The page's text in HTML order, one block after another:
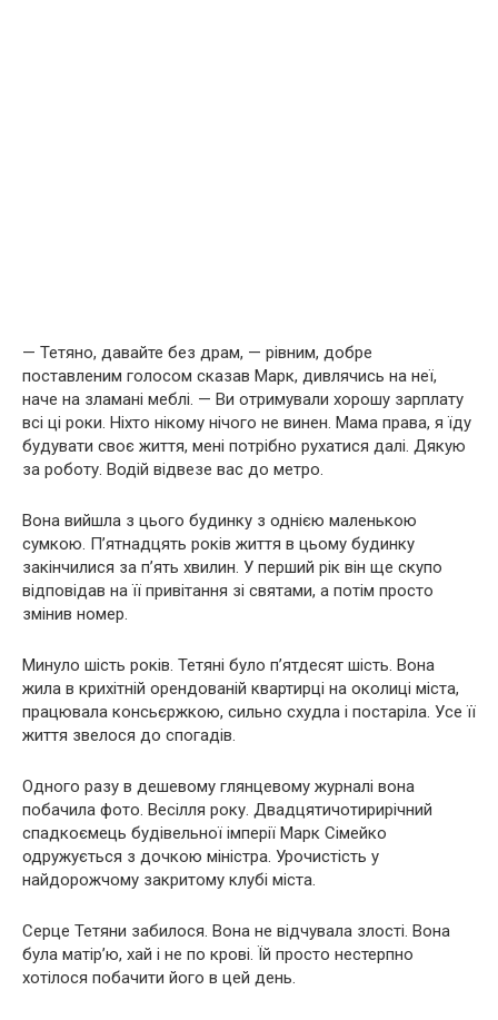
— Тетяно, давайте без драм, — рівним, добре
поставленим голосом сказав Марк, дивлячись на неї,
наче на зламані меблі. — Ви отримували хорошу зарплату
всі ці роки. Ніхто нікому нічого не винен. Мама права, я їду
будувати своє життя, мені потрібно рухатися далі. Дякую
за роботу. Водій відвезе вас до метро.
Вона вийшла з цього будинку з однією маленькою
сумкою. П’ятнадцять років життя в цьому будинку
закінчилися за п’ять хвилин. У перший рік він ще скупо
відповідав на її привітання зі святами, а потім просто
змінив номер.
Минуло шість років. Тетяні було п’ятдесят шість. Вона
жила в крихітній орендованій квартирці на околиці міста,
працювала консьєржкою, сильно схудла і постаріла. Усе її
життя звелося до спогадів.
Одного разу в дешевому глянцевому журналі вона
побачила фото. Весілля року. Двадцятичотирирічний
спадкоємець будівельної імперії Марк Сімейко
одружується з дочкою міністра. Урочистість у
найдорожчому закритому клубі міста.
Серце Тетяни забилося. Вона не відчувала злості. Вона
була матір’ю, хай і не по крові. Їй просто нестерпно
хотілося побачити його в цей день.